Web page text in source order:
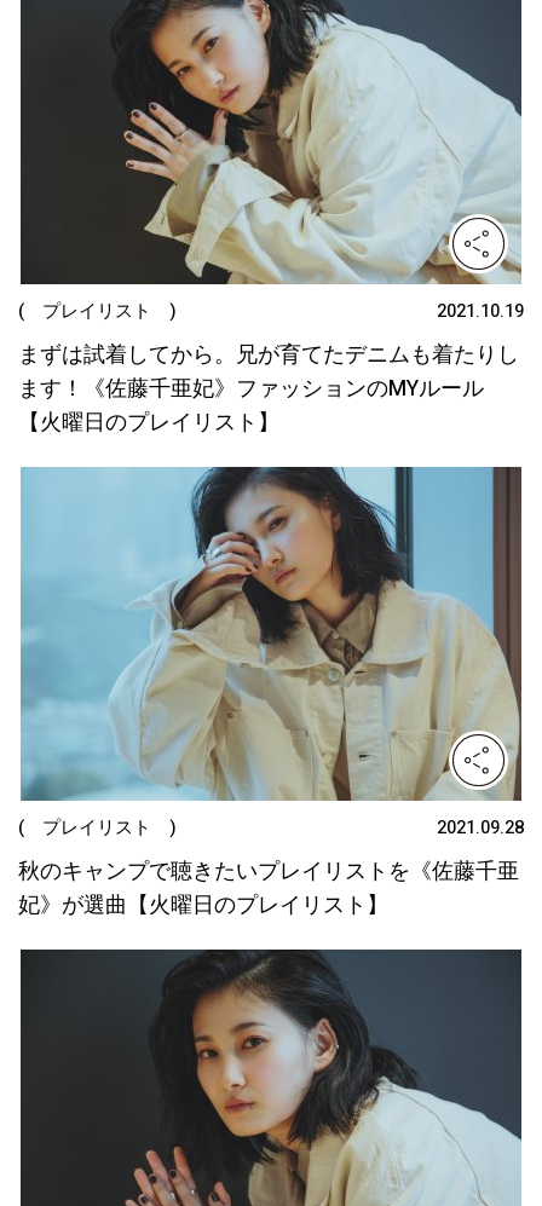
( プレイリスト ) 2021.10.19
まずは試着してから。兄が育てたデニムも着たりし
ます！《佐藤千亜妃》ファッションのMYルール
【火曜日のプレイリスト】
( プレイリスト ) 2021.09.28
秋のキャンプで聴きたいプレイリストを《佐藤千亜
妃》が選曲【火曜日のプレイリスト】